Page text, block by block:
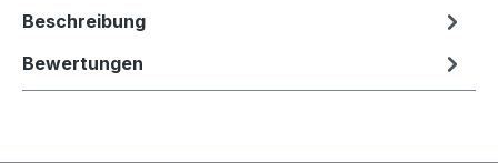
Beschreibung
Bewertungen